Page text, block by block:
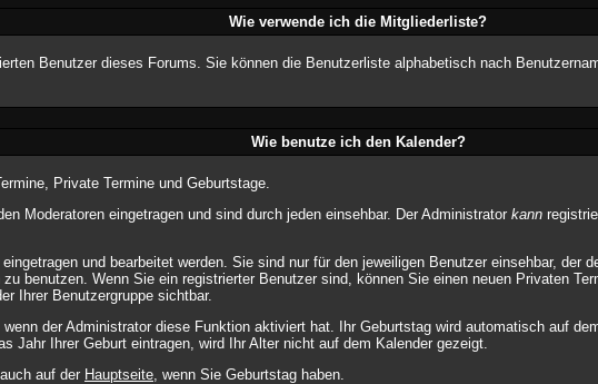
Wie verwende ich die Mitgliederliste?
Benutzer dieses Forums. Sie können die Benutzerliste alphabetisch nach
Wie benutze ich den Kalender?
Private Termine und Geburtstage.
Moderatoren eingetragen und sind durch jeden einsehbar. Der Administrator kann
und bearbeitet werden. Sie sind nur für den jeweiligen Benutzer einsehbar, der
benutzen. Wenn Sie ein registrierter Benutzer sind, können Sie einen neuen Privaten
Ihrer Benutzergruppe sichtbar.
der Administrator diese Funktion aktiviert hat. Ihr Geburtstag wird automatisch auf
Jahr Ihrer Geburt eintragen, wird Ihr Alter nicht auf dem Kalender gezeigt.
auf der Hauptseite, wenn Sie Geburtstag haben.